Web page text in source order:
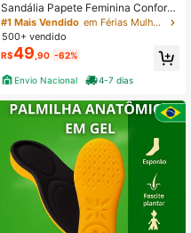
Sandália Papete Feminina Confortá
vel Elegante Leve para o Dia a Dia
Tendencia
#1 Mais Vendido
em Férias Mulheres Plataformas e Sandálias Cunha
500+ vendido
R$49 ,90 -62%
Envio Nacional 4-7 dias